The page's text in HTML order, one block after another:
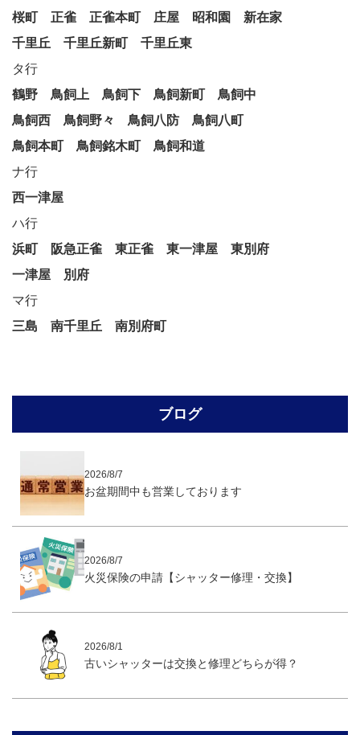
桜町
正雀 正雀本町 庄屋 昭和園
新在家
千里丘
千里丘新町
千里丘東
タ行
鶴野
鳥飼上 鳥飼下 鳥飼新町
鳥飼中
鳥飼西
鳥飼野々 鳥飼八防
鳥飼八町
鳥飼本町
鳥飼銘木町
鳥飼和道
ナ行
西一津屋
ハ行
浜町
阪急正雀 東正雀 東一津屋
東別府
一津屋
別府
マ行
三島
南千里丘 南別府町
ブログ
2026/8/7
お盆期間中も営業しております
2026/8/7
火災保険の申請【シャッター修理・交換】
2026/8/1
古いシャッターは交換と修理どちらが得？